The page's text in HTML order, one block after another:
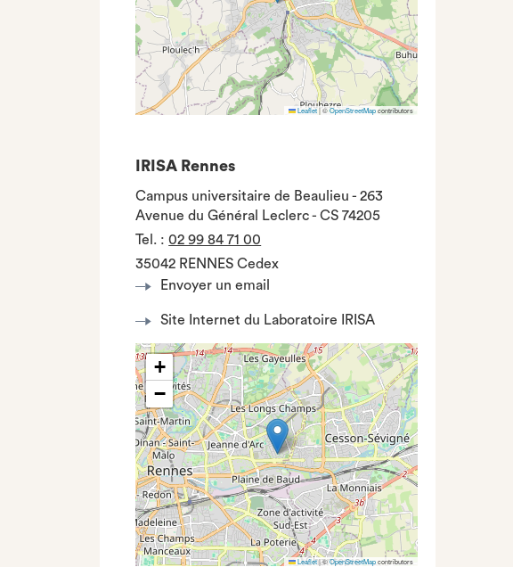
Leaflet|©OpenStreetMapcontributors
IRISA Rennes
Campus universitaire de Beaulieu - 263
Avenue du Général Leclerc - CS 74205
Tel. :02 99 84 71 00
35042 RENNES Cedex
Envoyer un email
Site Internet du Laboratoire IRISA
+
−
Leaflet|©OpenStreetMapcontributors